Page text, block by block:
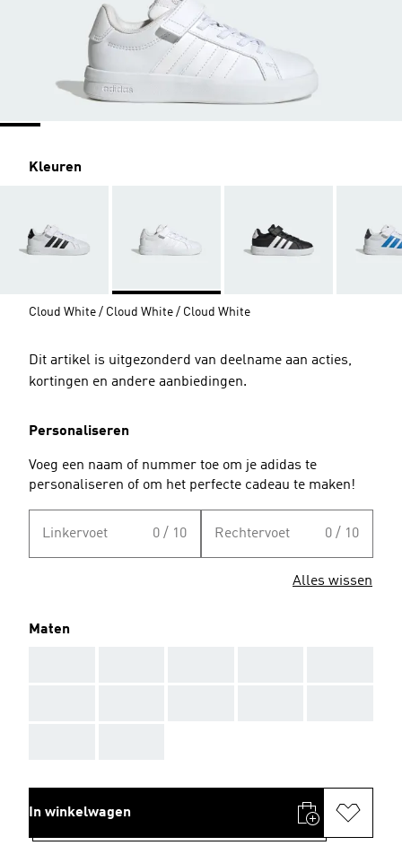
Kleuren
Cloud White / Cloud White / Cloud White
Dit artikel is uitgezonderd van deelname aan acties,
kortingen en andere aanbiedingen.
Personaliseren
Voeg een naam of nummer toe om je adidas te
personaliseren of om het perfecte cadeau te maken!
Linkervoet 0 / 10 Rechtervoet 0 / 10
Alles wissen
Maten
In winkelwagen